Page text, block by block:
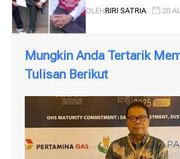
Adalah Bhineka
OLEHRIRI SATRIA 20
Mungkin Anda Tertarik
Tulisan Berikut